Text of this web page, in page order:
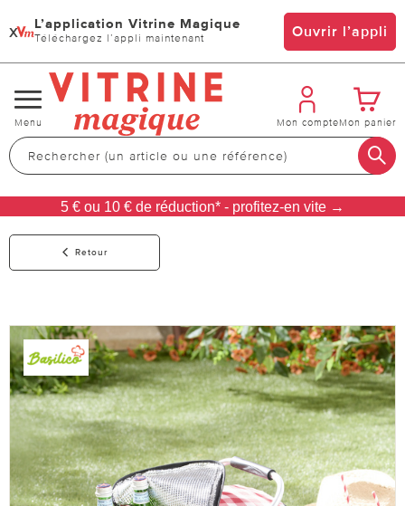
x L’application Vitrine Magique
Téléchargez l’appli maintenant Ouvrir l’appli
Changer
de
navigation
Menu Mon compteMon panier
5 € ou 10 € de réduction* - profitez-en vite →
Retour